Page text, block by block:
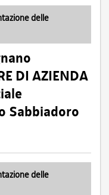
delle
DI AZIENDA
Sabbiadoro
delle